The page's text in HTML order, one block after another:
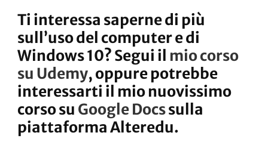
Ti interessa saperne di più
sull’uso del computer e di
Windows 10? Segui il mio corso
su Udemy, oppure potrebbe
interessarti il mio nuovissimo
corso su Google Docssulla
piattaforma Alteredu.